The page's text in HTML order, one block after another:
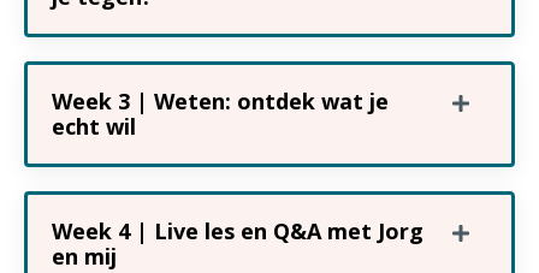
Week 3 | Weten: ontdek wat je
echt wil
Week 4 | Live les en Q&A met Jorg
en mij